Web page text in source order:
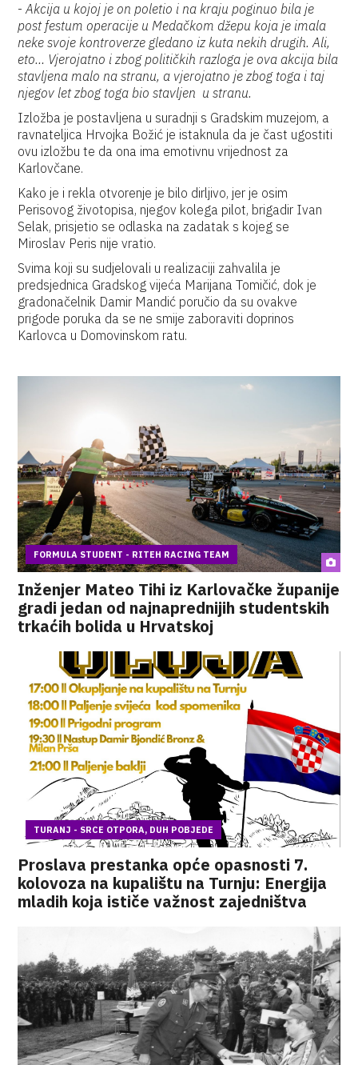
-Akcija u kojoj je on poletio i na kraju poginuo bila je
post festum operacije u Medačkom džepu koja je imala
neke svoje kontroverze gledano iz kuta nekih drugih. Ali,
eto… Vjerojatno i zbog političkih razloga je ova akcija bila
stavljena malo na stranu, a vjerojatno je zbog toga i taj
njegov let zbog toga bio stavljen u stranu.
Izložba je postavljena u suradnji s Gradskim muzejom, a
ravnateljica Hrvojka Božić je istaknula da je čast ugostiti
ovu izložbu te da ona ima emotivnu vrijednost za
Karlovčane.
Kako je i rekla otvorenje je bilo dirljivo, jer je osim
Perisovog životopisa, njegov kolega pilot, brigadir Ivan
Selak, prisjetio se odlaska na zadatak s kojeg se
Miroslav Peris nije vratio.
Svima koji su sudjelovali u realizaciji zahvalila je
predsjednica Gradskog vijeća Marijana Tomičić, dok je
gradonačelnik Damir Mandić poručio da su ovakve
prigode poruka da se ne smije zaboraviti doprinos
Karlovca u Domovinskom ratu.
FORMULA STUDENT - RITEH RACING TEAM
Inženjer Mateo Tihi iz Karlovačke županije
gradi jedan od najnaprednijih studentskih
trkaćih bolida u Hrvatskoj
TURANJ - SRCE OTPORA, DUH POBJEDE
Proslava prestanka opće opasnosti 7.
kolovoza na kupalištu na Turnju: Energija
mladih koja ističe važnost zajedništva